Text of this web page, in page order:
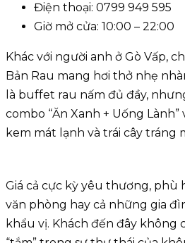
Điện thoại: 0799 949 595
Giờ mở cửa: 10:00 – 22:00
Khác với người anh ở Gò Vấp,
Bản Rau mang hơi thở nhẹ
là buffet rau nấm đủ đầy,
combo “Ăn Xanh + Uống Lành”
kem mát lạnh và trái cây tráng
Giá cả cực kỳ yêu thương, phù
văn phòng hay cả những gia
khẩu vị. Khách đến đây không